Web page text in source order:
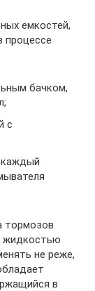
емкостей,
процессе
бачком,
с
каждый
тормозов
жидкостью
не реже,
в